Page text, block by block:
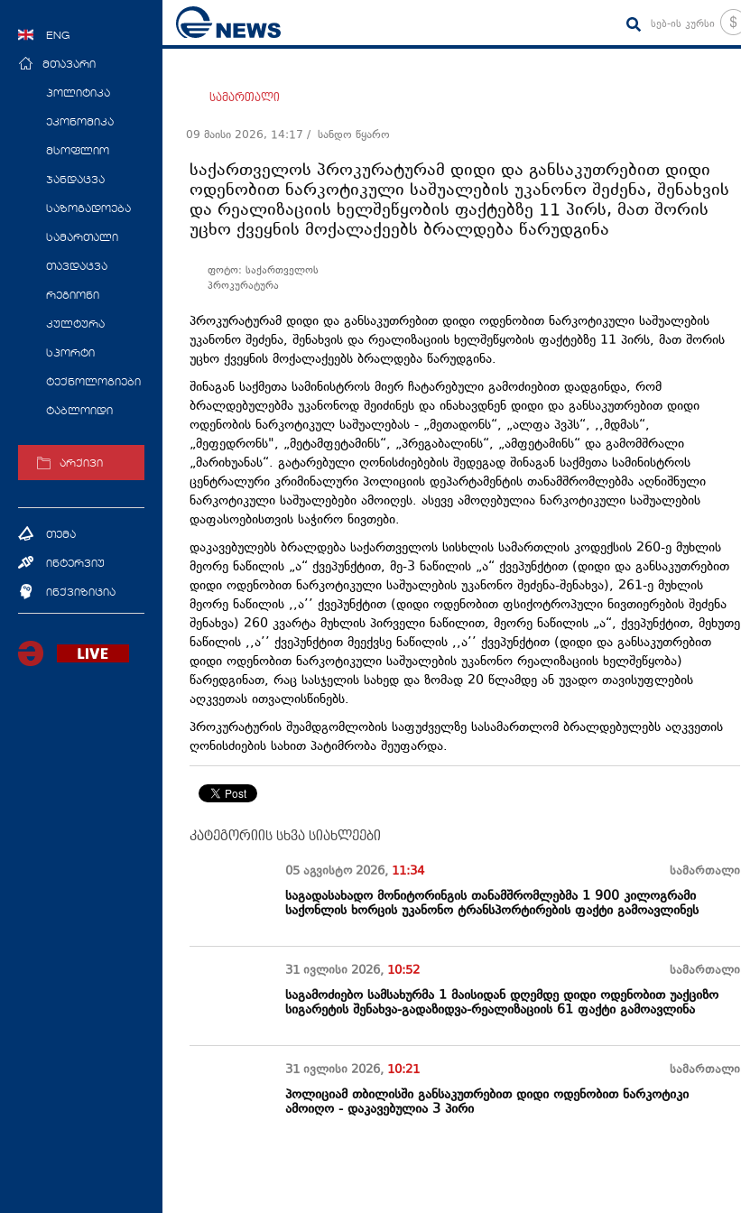
ENG
მთავარი
პოლიტიკა
ეკონომიკა
მსოფლიო
ჯანდაცვა
საზოგადოება
სამართალი
თავდაცვა
რეგიონი
კულტურა
სპორტი
ტექნოლოგიები
ტაბლოიდი
არქივი
თემა
ინტერვიუ
ინქვიზიცია
სებ-ის კურსი
სამართალი
09 მაისი 2026, 14:17 / სანდო წყარო
საქართველოს პროკურატურამ დიდი და განსაკუთრებით დიდი
ოდენობით ნარკოტიკული საშუალების უკანონო შეძენა, შენახვის
და რეალიზაციის ხელშეწყობის ფაქტებზე 11 პირს, მათ შორის
უცხო ქვეყნის მოქალაქეებს ბრალდება წარუდგინა
ფოტო: საქართველოს
პროკურატურა
პროკურატურამ დიდი და განსაკუთრებით დიდი ოდენობით ნარკოტიკული საშუალების
უკანონო შეძენა, შენახვის და რეალიზაციის ხელშეწყობის ფაქტებზე 11 პირს, მათ შორის
უცხო ქვეყნის მოქალაქეებს ბრალდება წარუდგინა.
შინაგან საქმეთა სამინისტროს მიერ ჩატარებული გამოძიებით დადგინდა, რომ
ბრალდებულებმა უკანონოდ შეიძინეს და ინახავდნენ დიდი და განსაკუთრებით დიდი
ოდენობის ნარკოტიკულ საშუალებას - „მეთადონს“, „ალფა პვპს“, ,,მდმას“,
„მეფედრონს", „მეტამფეტამინს“, „პრეგაბალინს“, „ამფეტამინს“ და გამომშრალი
„მარიხუანას“. გატარებული ღონისძიებების შედეგად შინაგან საქმეთა სამინისტროს
ცენტრალური კრიმინალური პოლიციის დეპარტამენტის თანამშრომლებმა აღნიშნული
ნარკოტიკული საშუალებები ამოიღეს. ასევე ამოღებულია ნარკოტიკული საშუალების
დაფასოებისთვის საჭირო ნივთები.
დაკავებულებს ბრალდება საქართველოს სისხლის სამართლის კოდექსის 260-ე მუხლის
მეორე ნაწილის „ა“ ქვეპუნქტით, მე-3 ნაწილის „ა“ ქვეპუნქტით (დიდი და განსაკუთრებით
დიდი ოდენობით ნარკოტიკული საშუალების უკანონო შეძენა-შენახვა), 261-ე მუხლის
მეორე ნაწილის ,,ა’’ ქვეპუნქტით (დიდი ოდენობით ფსიქოტროპული ნივთიერების შეძენა
შენახვა) 260 კვარტა მუხლის პირველი ნაწილით, მეორე ნაწილის „ა“, ქვეპუნქტით, მეხუთე
ნაწილის ,,ა’’ ქვეპუნქტით მეექვსე ნაწილის ,,ა’’ ქვეპუნქტით (დიდი და განსაკუთრებით
დიდი ოდენობით ნარკოტიკული საშუალების უკანონო რეალიზაციის ხელშეწყობა)
წარედგინათ, რაც სასჯელის სახედ და ზომად 20 წლამდე ან უვადო თავისუფლების
აღკვეთას ითვალისწინებს.
პროკურატურის შუამდგომლობის საფუძველზე სასამართლომ ბრალდებულებს აღკვეთის
ღონისძიების სახით პატიმრობა შეუფარდა.
კატეგორიის სხვა სიახლეები
05 აგვისტო 2026, 11:34 სამართალი
საგადასახადო მონიტორინგის თანამშრომლებმა 1 900 კილოგრამი
საქონლის ხორცის უკანონო ტრანსპორტირების ფაქტი გამოავლინეს
31 ივლისი 2026, 10:52 სამართალი
საგამოძიებო სამსახურმა 1 მაისიდან დღემდე დიდი ოდენობით უაქციზო
სიგარეტის შენახვა-გადაზიდვა-რეალიზაციის 61 ფაქტი გამოავლინა
31 ივლისი 2026, 10:21 სამართალი
პოლიციამ თბილისში განსაკუთრებით დიდი ოდენობით ნარკოტიკი
ამოიღო - დაკავებულია 3 პირი